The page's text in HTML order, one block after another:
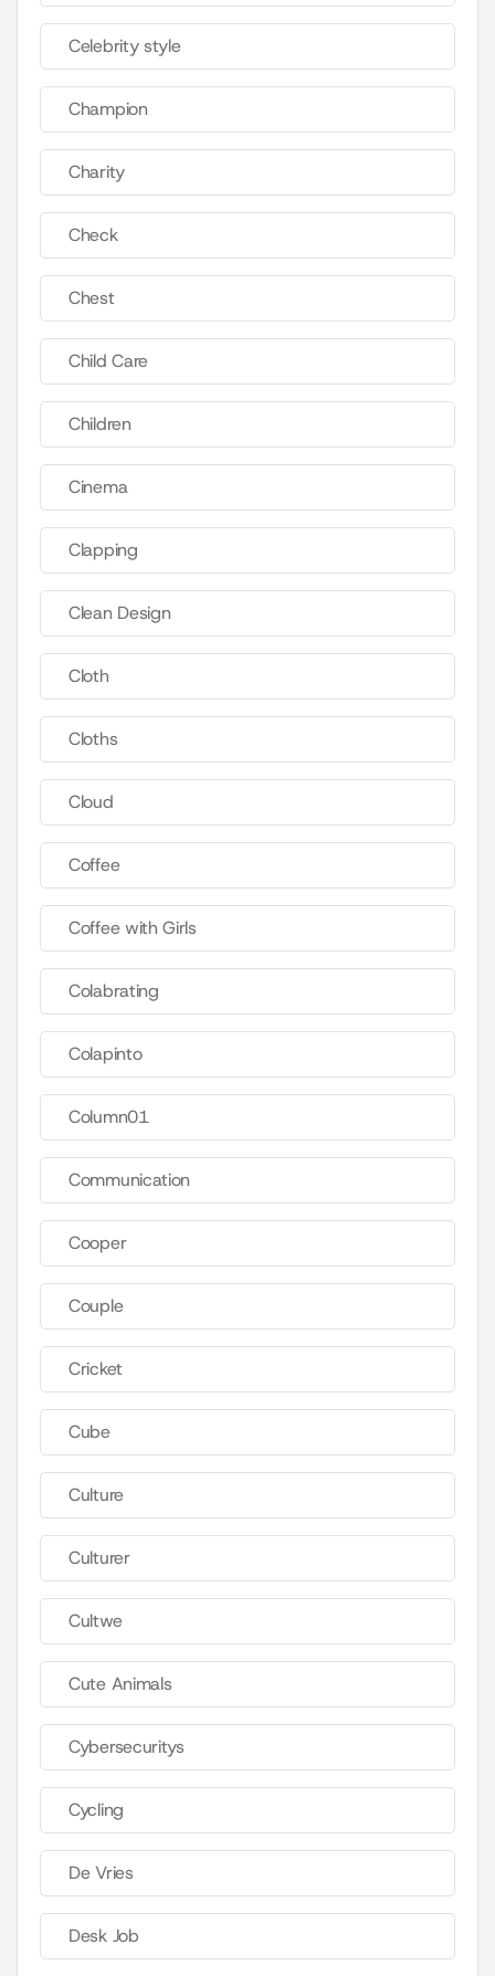
Celebrity style
Champion
Charity
Check
Chest
Child Care
Children
Cinema
Clapping
Clean Design
Cloth
Cloths
Cloud
Coffee
Coffee with Girls
Colabrating
Colapinto
Column01
Communication
Cooper
Couple
Cricket
Cube
Culture
Culturer
Cultwe
Cute Animals
Cybersecuritys
Cycling
De Vries
Desk Job